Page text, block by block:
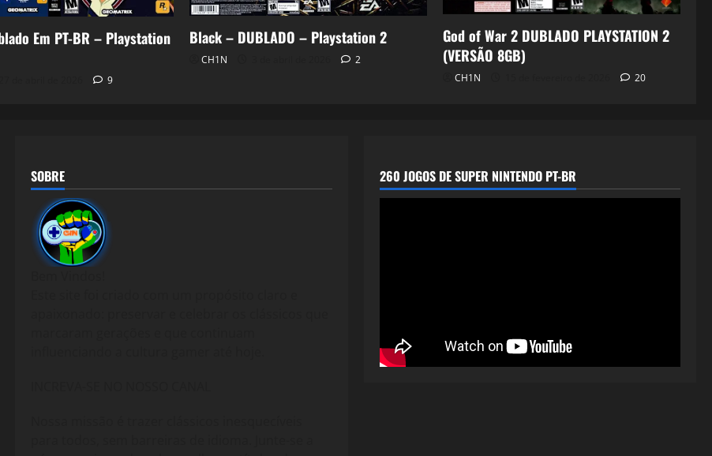
Em PT-BR – Playstation
9
Black – DUBLADO – Playstation 2
CH1N 2
God of War 2 DUBLADO PLAYSTATION 2
(VERSÃO 8GB)
CH1N 20
SOBRE 260 JOGOS DE SUPER NINTENDO PT-BR